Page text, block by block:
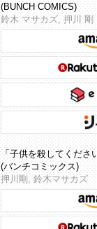
(BUNCH COMICS)
鈴木 マサカズ, 押川 剛
「子供を殺してくだ
(バンチコミックス)
押川剛, 鈴木マサカズ